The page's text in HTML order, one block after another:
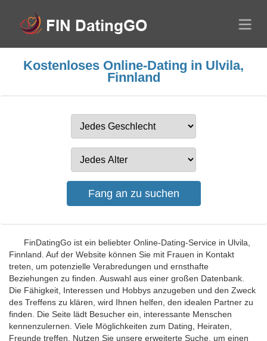
Kostenloses Online-Dating in Ulvila,
Finnland
FinDatingGo ist ein beliebter Online-Dating-Service in Ulvila,
Finnland. Auf der Website können Sie mit Frauen in Kontakt
treten, um potenzielle Verabredungen und ernsthafte
Beziehungen zu finden. Auswahl aus einer großen Datenbank.
Die Fähigkeit, Interessen und Hobbys anzugeben und den Zweck
des Treffens zu klären, wird Ihnen helfen, den idealen Partner zu
finden. Die Seite lädt Besucher ein, interessante Menschen
kennenzulernen. Viele Möglichkeiten zum Dating, Heiraten,
Freunde treffen. Nutzen Sie unsere erweiterte Suche, um einen